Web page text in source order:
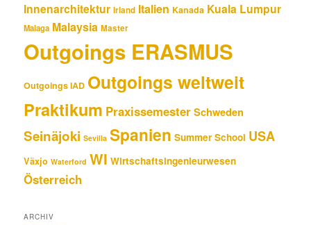
Innenarchitektur Irland Italien Kanada Kuala Lumpur
Malaga Malaysia Master
Outgoings ERASMUS
Outgoings IAD Outgoings weltweit
Praktikum PraxissemesterSchweden
Seinäjoki Sevilla Spanien Summer School USA
Växjo Waterford WI Wirtschaftsingenieurwesen
Österreich
ARCHIV